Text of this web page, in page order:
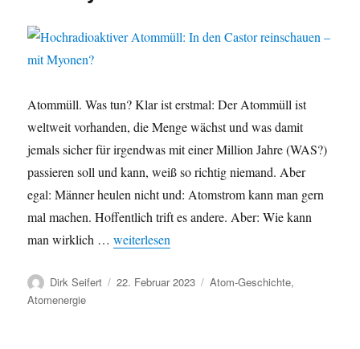
zukunftungsfähig
Klima-
Plutoniumneutralität!
Atommüll. Was tun? Klar ist erstmal: Der Atommüll ist
weltweit vorhanden, die Menge wächst und was damit
jemals sicher für irgendwas mit einer Million Jahre (WAS?)
passieren soll und kann, weiß so richtig niemand. Aber
egal: Männer heulen nicht und: Atomstrom kann man gern
mal machen. Hoffentlich trift es andere. Aber: Wie kann
man wirklich …„Hochradioaktiver Atommüll: In den Castor
weiterlesen
Autor
Dirk Seifert
Veröffentlicht
22. Februar 2023 Kategorien
Atom-Geschichte,
Atomenergie